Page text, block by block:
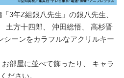
3年Z組銀八先生」の銀八先生、
土方十四郎、 沖田総悟、 高杉晋
シーンをカラフルなアクリルキー
部屋に並べて飾ったり、 キャラ
ださい。